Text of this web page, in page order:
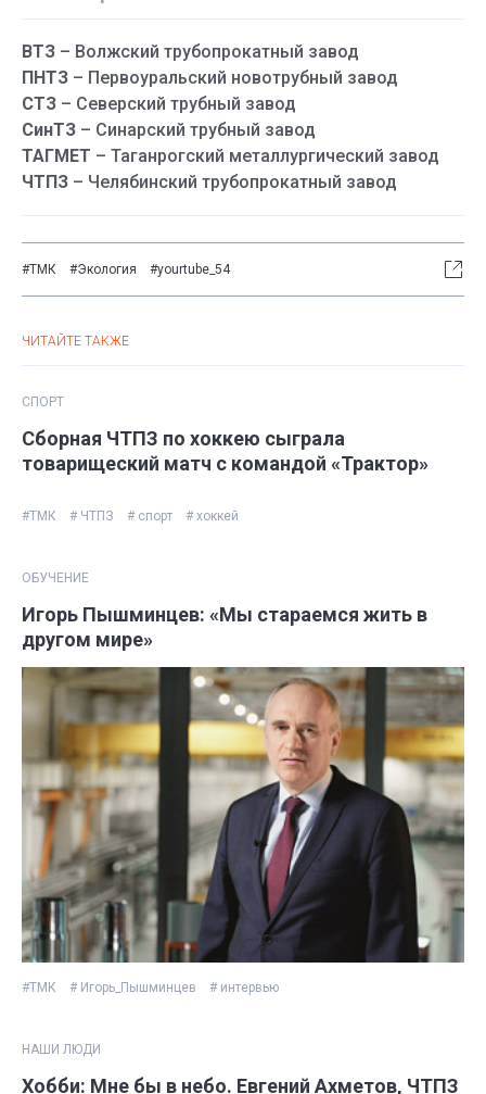
ВТЗ – Волжский трубопрокатный завод
ПНТЗ – Первоуральский новотрубный завод
СТЗ – Северский трубный завод
СинТЗ – Синарский трубный завод
ТАГМЕТ – Таганрогский металлургический завод
ЧТПЗ – Челябинский трубопрокатный завод
#ТМК #Экология #yourtube_54
ЧИТАЙТЕ ТАКЖЕ
СПОРТ
Сборная ЧТПЗ по хоккею сыграла
товарищеский матч с командой «Трактор»
#ТМК # ЧТПЗ # спорт # хоккей
ОБУЧЕНИЕ
Игорь Пышминцев: «Мы стараемся жить в
другом мире»
#ТМК # Игорь_Пышминцев # интервью
НАШИ ЛЮДИ
Хобби: Мне бы в небо. Евгений Ахметов, ЧТПЗ